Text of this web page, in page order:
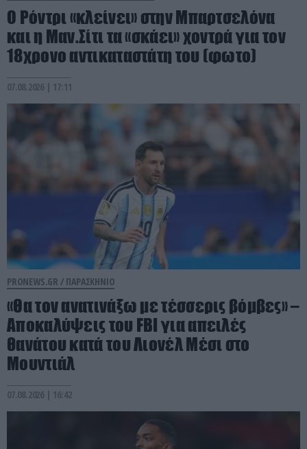
Ο Ρόντρι «κλείνει» στην Μπαρτσελόνα
και η Μαν.Σίτι τα «σκάει» χοντρά για τον
18χρονο αντικαταστάτη του (φωτο)
07.08.2026 | 17:11
PRONEWS.GR / ΠΑΡΑΣΚΗΝΙΟ
«Θα τον ανατινάξω με τέσσερις βόμβες» –
Αποκαλύψεις του FBI για απειλές
θανάτου κατά του Λιονέλ Μέσι στο
Μουντιάλ
07.08.2026 | 16:42